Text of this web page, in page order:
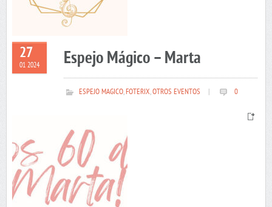
27
01 2024 Espejo Mágico – Marta
ESPEJO MAGICO,FOTERIX,OTROS EVENTOS 0